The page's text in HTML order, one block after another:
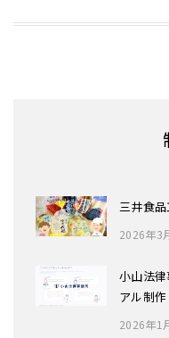
三井食
2026年3
小山法
アル制作
2026年1